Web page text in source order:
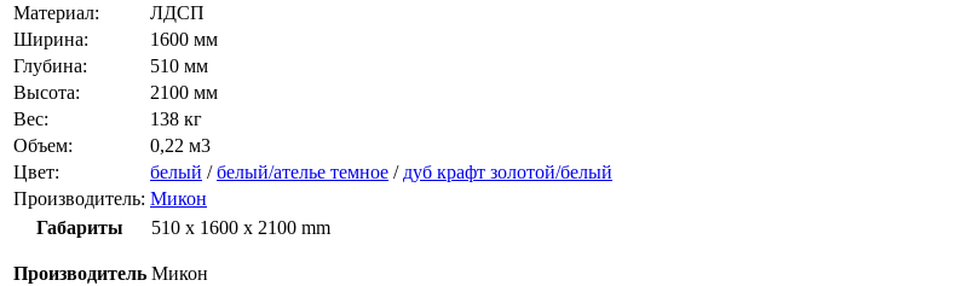
Материал:
ЛДСП
Ширина:
1600 мм
Глубина:
510 мм
Высота:
2100 мм
Вес:
138 кг
Объем:
0,22 м3
Цвет:
белый /белый/ателье темное / дуб крафт золотой/белый
Производитель: Микон
Габариты
510 x 1600 x 2100 mm
Производитель Микон